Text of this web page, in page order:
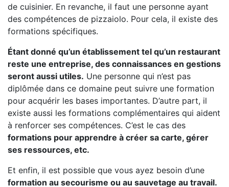
de cuisinier. En revanche, il faut une personne ayant
des compétences de pizzaiolo. Pour cela, il existe des
formations spécifiques.
Étant donné qu’un établissement tel qu’un restaurant
reste une entreprise, des connaissances en gestions
seront aussi utiles. Une personne qui n’est pas
diplômée dans ce domaine peut suivre une formation
pour acquérir les bases importantes. D’autre part, il
existe aussi les formations complémentaires qui aident
à renforcer ses compétences. C’est le cas des
formations pour apprendre à créer sa carte, gérer
ses ressources, etc.
Et enfin, il est possible que vous ayez besoin d’une
formation au secourisme ou au sauvetage au travail.